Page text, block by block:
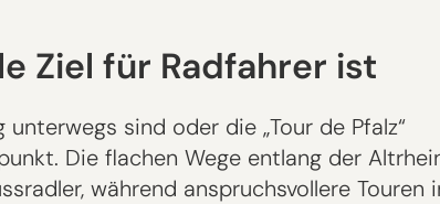
Ziel für Radfahrer ist
sind oder die „Tour de Pfalz“
Die flachen Wege entlang der
während anspruchsvollere Touren